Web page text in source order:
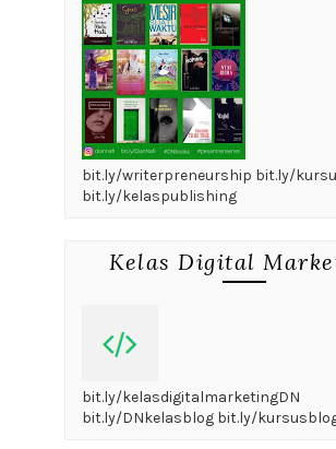
bit.ly/writerpreneurship bit.ly/
bit.ly/kelaspublishing
Kelas Digital
bit.ly/kelasdigitalmarketingDN
bit.ly/DNkelasblog bit.ly/